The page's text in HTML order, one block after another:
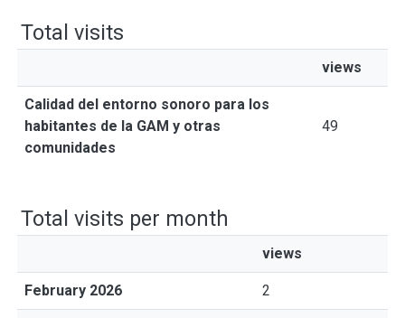
Total visits
views
Calidad del entorno sonoro para los
habitantes de la GAM y otras
comunidades
49
Total visits per month
views
February 2026 2